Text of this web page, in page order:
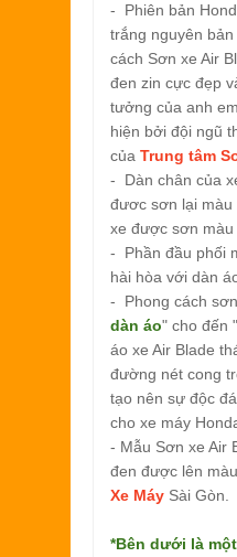
- Phiên bản
trắng nguyên
cách Sơn xe Air
đen zin cực đẹp
tưởng của anh
hiện bởi đội ngũ
của Trung tâm
- Dàn chân của
đươc sơn lại màu
xe được sơn màu
- Phần đầu phối
hài hòa với dàn
- Phong cách
dàn áo" cho đến "
áo xe Air Blade
đường nét cong
tạo nên sự độc
cho xe máy
- Mẫu Sơn xe Air
đen được lên
Xe Máy Sài Gòn.
*Bên dưới là